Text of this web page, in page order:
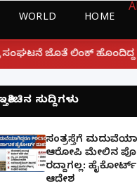
WORLD HOME
ಮಹಿಳೆ ಬಂಧನ!
ಸುದ್ದಿಗಳು
ಸಂತ್ರಸ್ತೆಗೆ
ಆರೋಪಿ ಮೇಲಿನ
ರದ್ದಾಗಲ್ಲ:
ಆದೇಶ